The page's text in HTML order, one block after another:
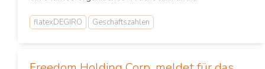
flatexDEGIRO Geschäftszahlen